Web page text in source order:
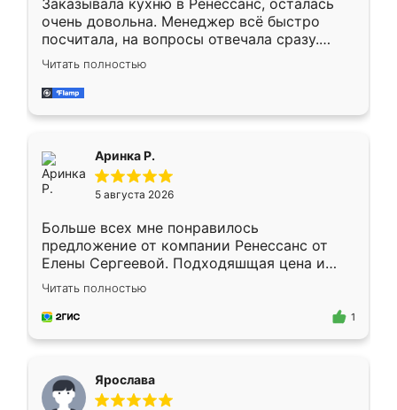
Заказывала кухню в Ренессанс, осталась
очень довольна. Менеджер всё быстро
посчитала, на вопросы отвечала сразу.
Замерщик приехал в субботу, подошёл к
делу со всей ответственностью. Собрали
за день, ребята работали аккуратно, даже
Читать полностью
Аринка Р.
5 августа 2026
Больше всех мне понравилось
предложение от компании Ренессанс от
Елены Сергеевой. Подходяшщая цена и
короткие сроки изготовления. Приехавший
для замера сотрудник Владислав
предложил по моему эскизу самый
Читать полностью
1
Ярослава